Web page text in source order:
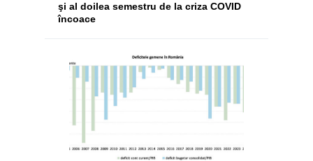
şi al doilea semestru de la criza COVID
încoace